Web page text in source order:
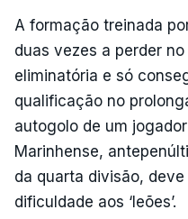
A formação treinada
duas vezes a perder
eliminatória e só
qualificação no
autogolo de um
Marinhense,
da quarta divisão,
dificuldade aos ‘leões’.